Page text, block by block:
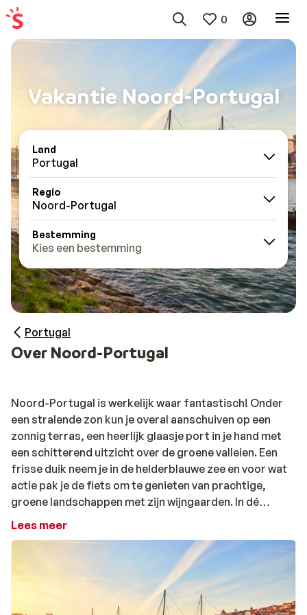
0
Vakantie Noord-Portugal
Land
Portugal
Regio
Noord-Portugal
Bestemming
Kies een bestemming
Portugal
Over Noord-Portugal
Noord-Portugal is werkelijk waar fantastisch! Onder
een stralende zon kun je overal aanschuiven op een
zonnig terras, een heerlijk glaasje port in je hand met
een schitterend uitzicht over de groene valleien. Een
frisse duik neem je in de helderblauwe zee en voor wat
actie pak je de fiets om te genieten van prachtige,
groene landschappen met zijn wijngaarden. In dé
cultuurstad Porto slenter je door de mooiste straatjes,
schilderij. Zoek je naast de zon ook natuur en cultuur,
dan zal Noord-Portugal al je verwachtingen overtreffen.
Noord-Portugal: wat een veelzijdigheid!
Lees meer